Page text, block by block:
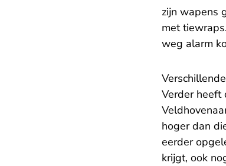
zijn wapens
met
weg alarm
Verder heeft
hoger dan
eerder
krijgt, ook